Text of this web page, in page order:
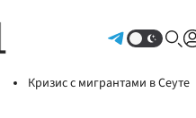
Кризис с мигрантами в Сеуте